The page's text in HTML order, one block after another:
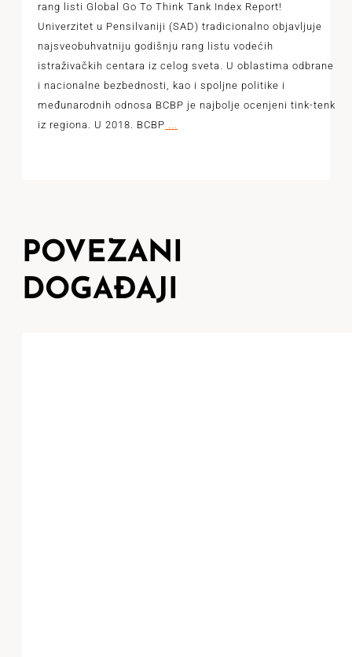
rang listi Global Go To Think Tank Index Report!
Univerzitet u Pensilvaniji (SAD) tradicionalno objavljuje
najsveobuhvatniju godišnju rang listu vodećih
istraživačkih centara iz celog sveta. U oblastima odbrane
i nacionalne bezbednosti, kao i spoljne politike i
međunarodnih odnosa BCBP je najbolje ocenjeni tink-tenk
iz regiona. U 2018. BCBP ...
POVEZANI
DOGAĐAJI